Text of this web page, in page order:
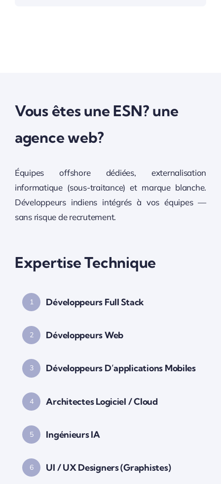
Vous êtes une ESN? une
agence web?
Équipes offshore dédiées, externalisation
informatique (sous-traitance) et marque blanche.
Développeurs indiens intégrés à vos équipes —
sans risque de recrutement.
Expertise Technique
1 Développeurs Full Stack
2 Développeurs Web
3 Développeurs D’applications Mobiles
4 Architectes Logiciel / Cloud
5 Ingénieurs IA
6 UI / UX Designers (Graphistes)